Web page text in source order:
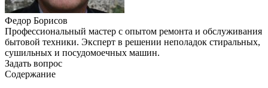
Федор Борисов
Профессиональный мастер с опытом ремонта и обслуживания
бытовой техники. Эксперт в решении неполадок стиральных,
сушильных и посудомоечных машин.
Задать вопрос
Содержание